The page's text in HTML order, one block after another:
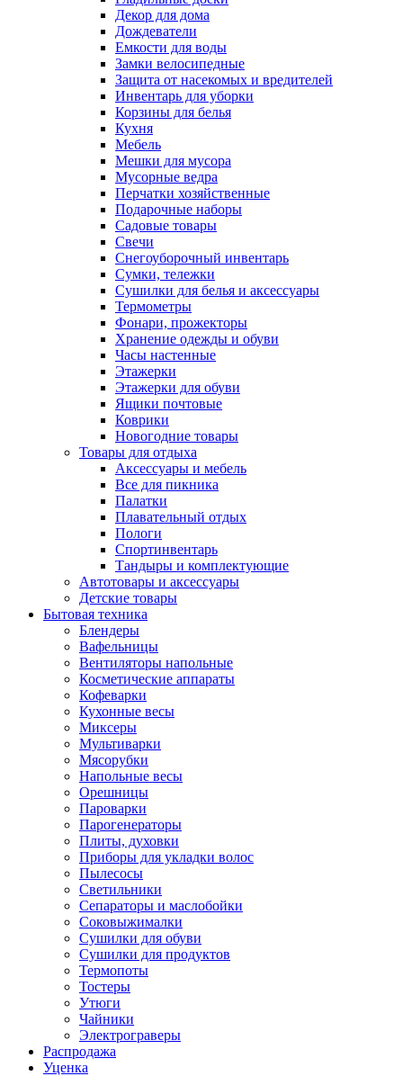
Декор для дома
Дождеватели
Емкости для воды
Замки велосипедные
Защита от насекомых и вредителей
Инвентарь для уборки
Корзины для белья
Кухня
Мебель
Мешки для мусора
Мусорные ведра
Перчатки хозяйственные
Подарочные наборы
Садовые товары
Свечи
Снегоуборочный инвентарь
Сумки, тележки
Сушилки для белья и аксессуары
Термометры
Фонари, прожекторы
Хранение одежды и обуви
Часы настенные
Этажерки
Этажерки для обуви
Ящики почтовые
Коврики
Новогодние товары
Товары для отдыха
Аксессуары и мебель
Все для пикника
Палатки
Плавательный отдых
Пологи
Спортинвентарь
Тандыры и комплектующие
Автотовары и аксессуары
Детские товары
Бытовая техника
Блендеры
Вафельницы
Вентиляторы напольные
Косметические аппараты
Кофеварки
Кухонные весы
Миксеры
Мультиварки
Мясорубки
Напольные весы
Орешницы
Пароварки
Парогенераторы
Плиты, духовки
Приборы для укладки волос
Пылесосы
Светильники
Сепараторы и маслобойки
Соковыжималки
Сушилки для обуви
Сушилки для продуктов
Термопоты
Тостеры
Утюги
Чайники
Электрограверы
Распродажа
Уценка